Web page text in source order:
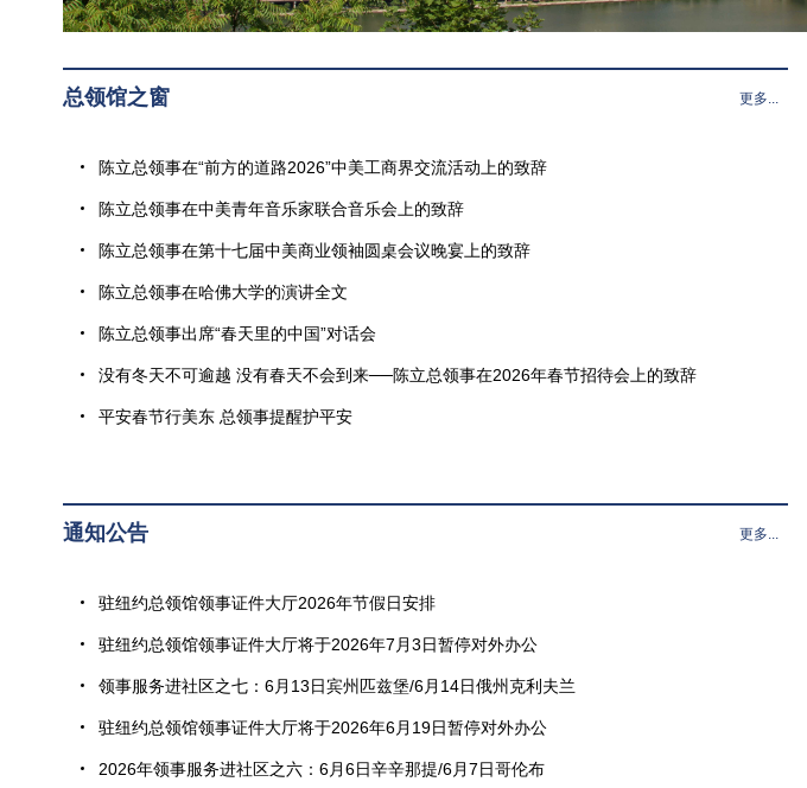
总领馆之窗 更多...
陈立总领事在“前方的道路2026”中美工商界交流活动上的致辞
陈立总领事在中美青年音乐家联合音乐会上的致辞
陈立总领事在第十七届中美商业领袖圆桌会议晚宴上的致辞
陈立总领事在哈佛大学的演讲全文
陈立总领事出席“春天里的中国”对话会
没有冬天不可逾越 没有春天不会到来──陈立总领事在2026年春节招待会上的致辞
平安春节行美东 总领事提醒护平安
通知公告 更多...
驻纽约总领馆领事证件大厅2026年节假日安排
驻纽约总领馆领事证件大厅将于2026年7月3日暂停对外办公
领事服务进社区之七：6月13日宾州匹兹堡/6月14日俄州克利夫兰
驻纽约总领馆领事证件大厅将于2026年6月19日暂停对外办公
2026年领事服务进社区之六：6月6日辛辛那提/6月7日哥伦布